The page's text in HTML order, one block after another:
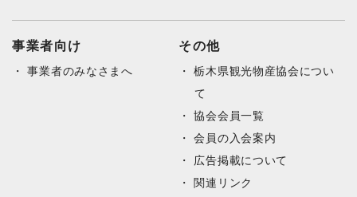
事業者向け
事業者のみなさまへ
その他
栃木県観光物産協会につい
て
協会会員一覧
会員の入会案内
広告掲載について
関連リンク